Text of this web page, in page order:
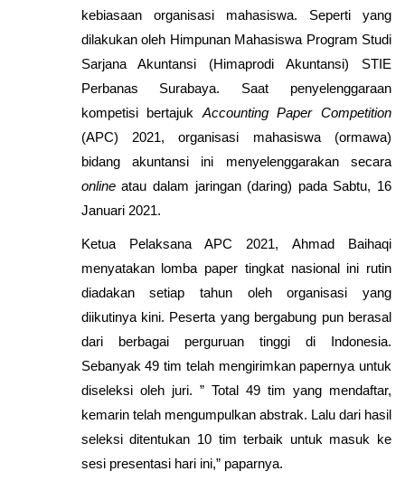
kebiasaan organisasi mahasiswa. Seperti yang
dilakukan oleh Himpunan Mahasiswa Program Studi
Sarjana Akuntansi (Himaprodi Akuntansi) STIE
Perbanas Surabaya. Saat penyelenggaraan
kompetisi bertajuk Accounting Paper Competition
(APC) 2021, organisasi mahasiswa (ormawa)
bidang akuntansi ini menyelenggarakan secara
onlineatau dalam jaringan (daring) pada Sabtu, 16
Januari 2021.
Ketua Pelaksana APC 2021, Ahmad Baihaqi
menyatakan lomba paper tingkat nasional ini rutin
diadakan setiap tahun oleh organisasi yang
diikutinya kini. Peserta yang bergabung pun berasal
dari berbagai perguruan tinggi di Indonesia.
Sebanyak 49 tim telah mengirimkan papernya untuk
diseleksi oleh juri. ” Total 49 tim yang mendaftar,
kemarin telah mengumpulkan abstrak. Lalu dari hasil
seleksi ditentukan 10 tim terbaik untuk masuk ke
sesi presentasi hari ini,” paparnya.